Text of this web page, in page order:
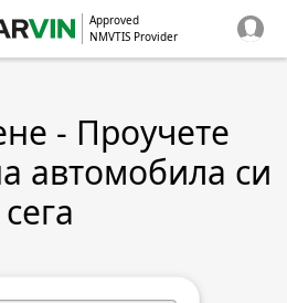
Approved
NMVTIS Provider
- Проучете
автомобила си
сега